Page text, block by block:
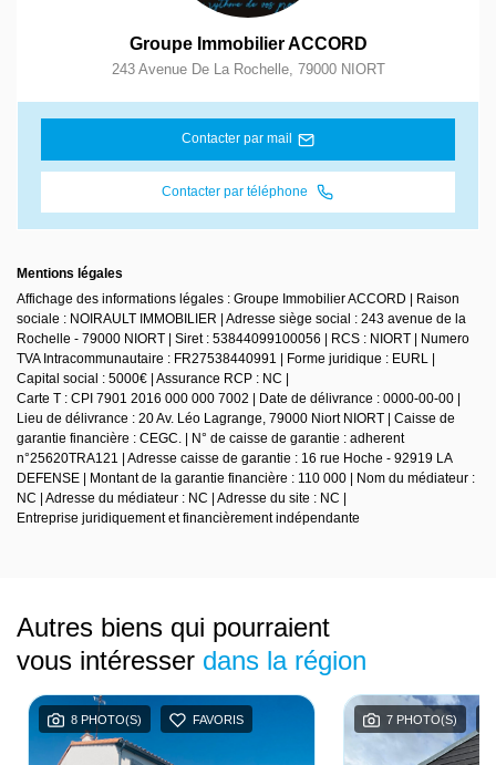
Groupe Immobilier ACCORD
243 Avenue De La Rochelle, 79000 NIORT
Contacter par mail
Contacter par téléphone
Mentions légales
Affichage des informations légales : Groupe Immobilier ACCORD | Raison
sociale : NOIRAULT IMMOBILIER | Adresse siège social : 243 avenue de la
Rochelle - 79000 NIORT | Siret : 53844099100056 | RCS : NIORT | Numero
TVA Intracommunautaire : FR27538440991 | Forme juridique : EURL |
Capital social : 5000€ | Assurance RCP : NC |
Carte T : CPI 7901 2016 000 000 7002 | Date de délivrance : 0000-00-00 |
Lieu de délivrance : 20 Av. Léo Lagrange, 79000 Niort NIORT | Caisse de
garantie financière : CEGC. | N° de caisse de garantie : adherent
n°25620TRA121 | Adresse caisse de garantie : 16 rue Hoche - 92919 LA
DEFENSE | Montant de la garantie financière : 110 000 | Nom du médiateur :
NC | Adresse du médiateur : NC | Adresse du site : NC |
Entreprise juridiquement et financièrement indépendante
Autres biens qui pourraient
vous intéresser dans la région
8 PHOTO(S) FAVORIS 7 PHOTO(S)